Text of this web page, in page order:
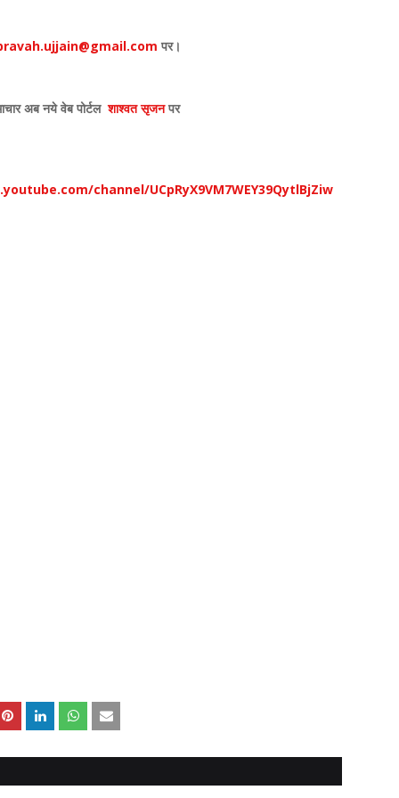
पर।
अब नये वेब पोर्टल शाश्वत सृजन पर
channel/UCpRyX9VM7WEY39QytlBjZiw
,